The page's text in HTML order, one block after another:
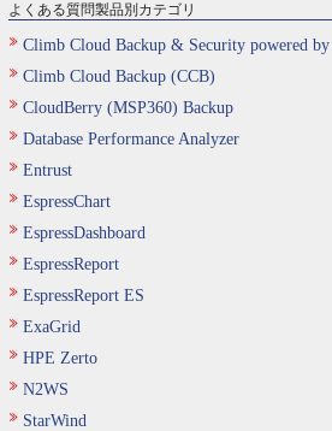
よくある質問製品別カテゴリ
Climb Cloud Backup & Security powered
Climb Cloud Backup (CCB)
CloudBerry (MSP360) Backup
Database Performance Analyzer
Entrust
EspressChart
EspressDashboard
EspressReport
EspressReport ES
ExaGrid
HPE Zerto
N2WS
StarWind